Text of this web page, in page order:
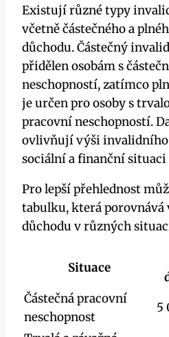
Existují různé typy
včetně částečného a
důchodu. Částečný
přidělen osobám s
neschopností, zatímco
je určen pro osoby s
pracovní neschopností.
ovlivňují výši
sociální a finanční situaci
Pro lepší přehlednost
tabulku, která
důchodu v různých
Situace
Částečná pracovní
neschopnost
5